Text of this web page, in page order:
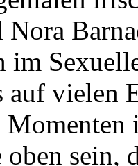
im
auf vielen
Momenten
sein,